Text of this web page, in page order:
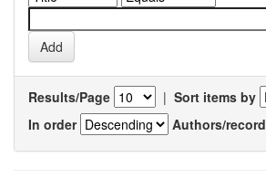
Results/Page | Sort items by
In order
Authors/record